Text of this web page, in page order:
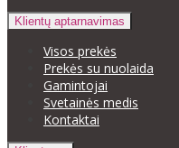
Klientų aptarnavimas
Visos prekės
Prekės su nuolaida
Gamintojai
Svetainės medis
Kontaktai